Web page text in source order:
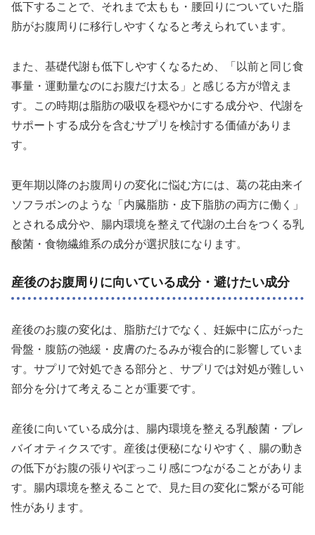
低下することで、それまで太もも・腰回りについていた脂
肪がお腹周りに移行しやすくなると考えられています。
また、基礎代謝も低下しやすくなるため、「以前と同じ食
事量・運動量なのにお腹だけ太る」と感じる方が増えま
す。この時期は脂肪の吸収を穏やかにする成分や、代謝を
サポートする成分を含むサプリを検討する価値がありま
す。
更年期以降のお腹周りの変化に悩む方には、葛の花由来イ
ソフラボンのような「内臓脂肪・皮下脂肪の両方に働く」
とされる成分や、腸内環境を整えて代謝の土台をつくる乳
酸菌・食物繊維系の成分が選択肢になります。
産後のお腹周りに向いている成分・避けたい成分
産後のお腹の変化は、脂肪だけでなく、妊娠中に広がった
骨盤・腹筋の弛緩・皮膚のたるみが複合的に影響していま
す。サプリで対処できる部分と、サプリでは対処が難しい
部分を分けて考えることが重要です。
産後に向いている成分は、腸内環境を整える乳酸菌・プレ
バイオティクスです。産後は便秘になりやすく、腸の動き
の低下がお腹の張りやぽっこり感につながることがありま
す。腸内環境を整えることで、見た目の変化に繋がる可能
性があります。